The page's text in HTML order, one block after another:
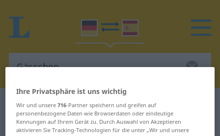
Deutsch-Spanisch Wörterbuch Gässchen
Deutsch-Spanisch Übersetzung für
Ihre Privatsphäre ist uns wichtig
Wir und unsere716-Partner speichern und greifen auf
personenbezogene Daten wie Browserdaten oder eindeutige
Kennungen auf Ihrem Gerät zu. Durch Auswahl von Akzeptieren
aktivieren Sie Tracking-Technologien für die unter „Wir und unsere